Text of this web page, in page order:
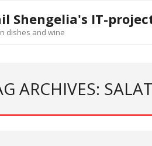
Shengelia's IT-
dishes and wine
ARCHIVES: